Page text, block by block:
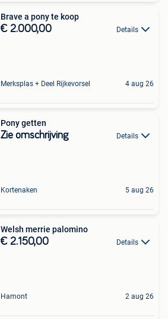
Brave a pony te koop
€ 2.000,00 Details
Merksplas + Deel Rijkevorsel 4 aug 26
Pony getten
Zie omschrijving Details
Kortenaken 5 aug 26
Welsh merrie palomino
€ 2.150,00 Details
Hamont 2 aug 26